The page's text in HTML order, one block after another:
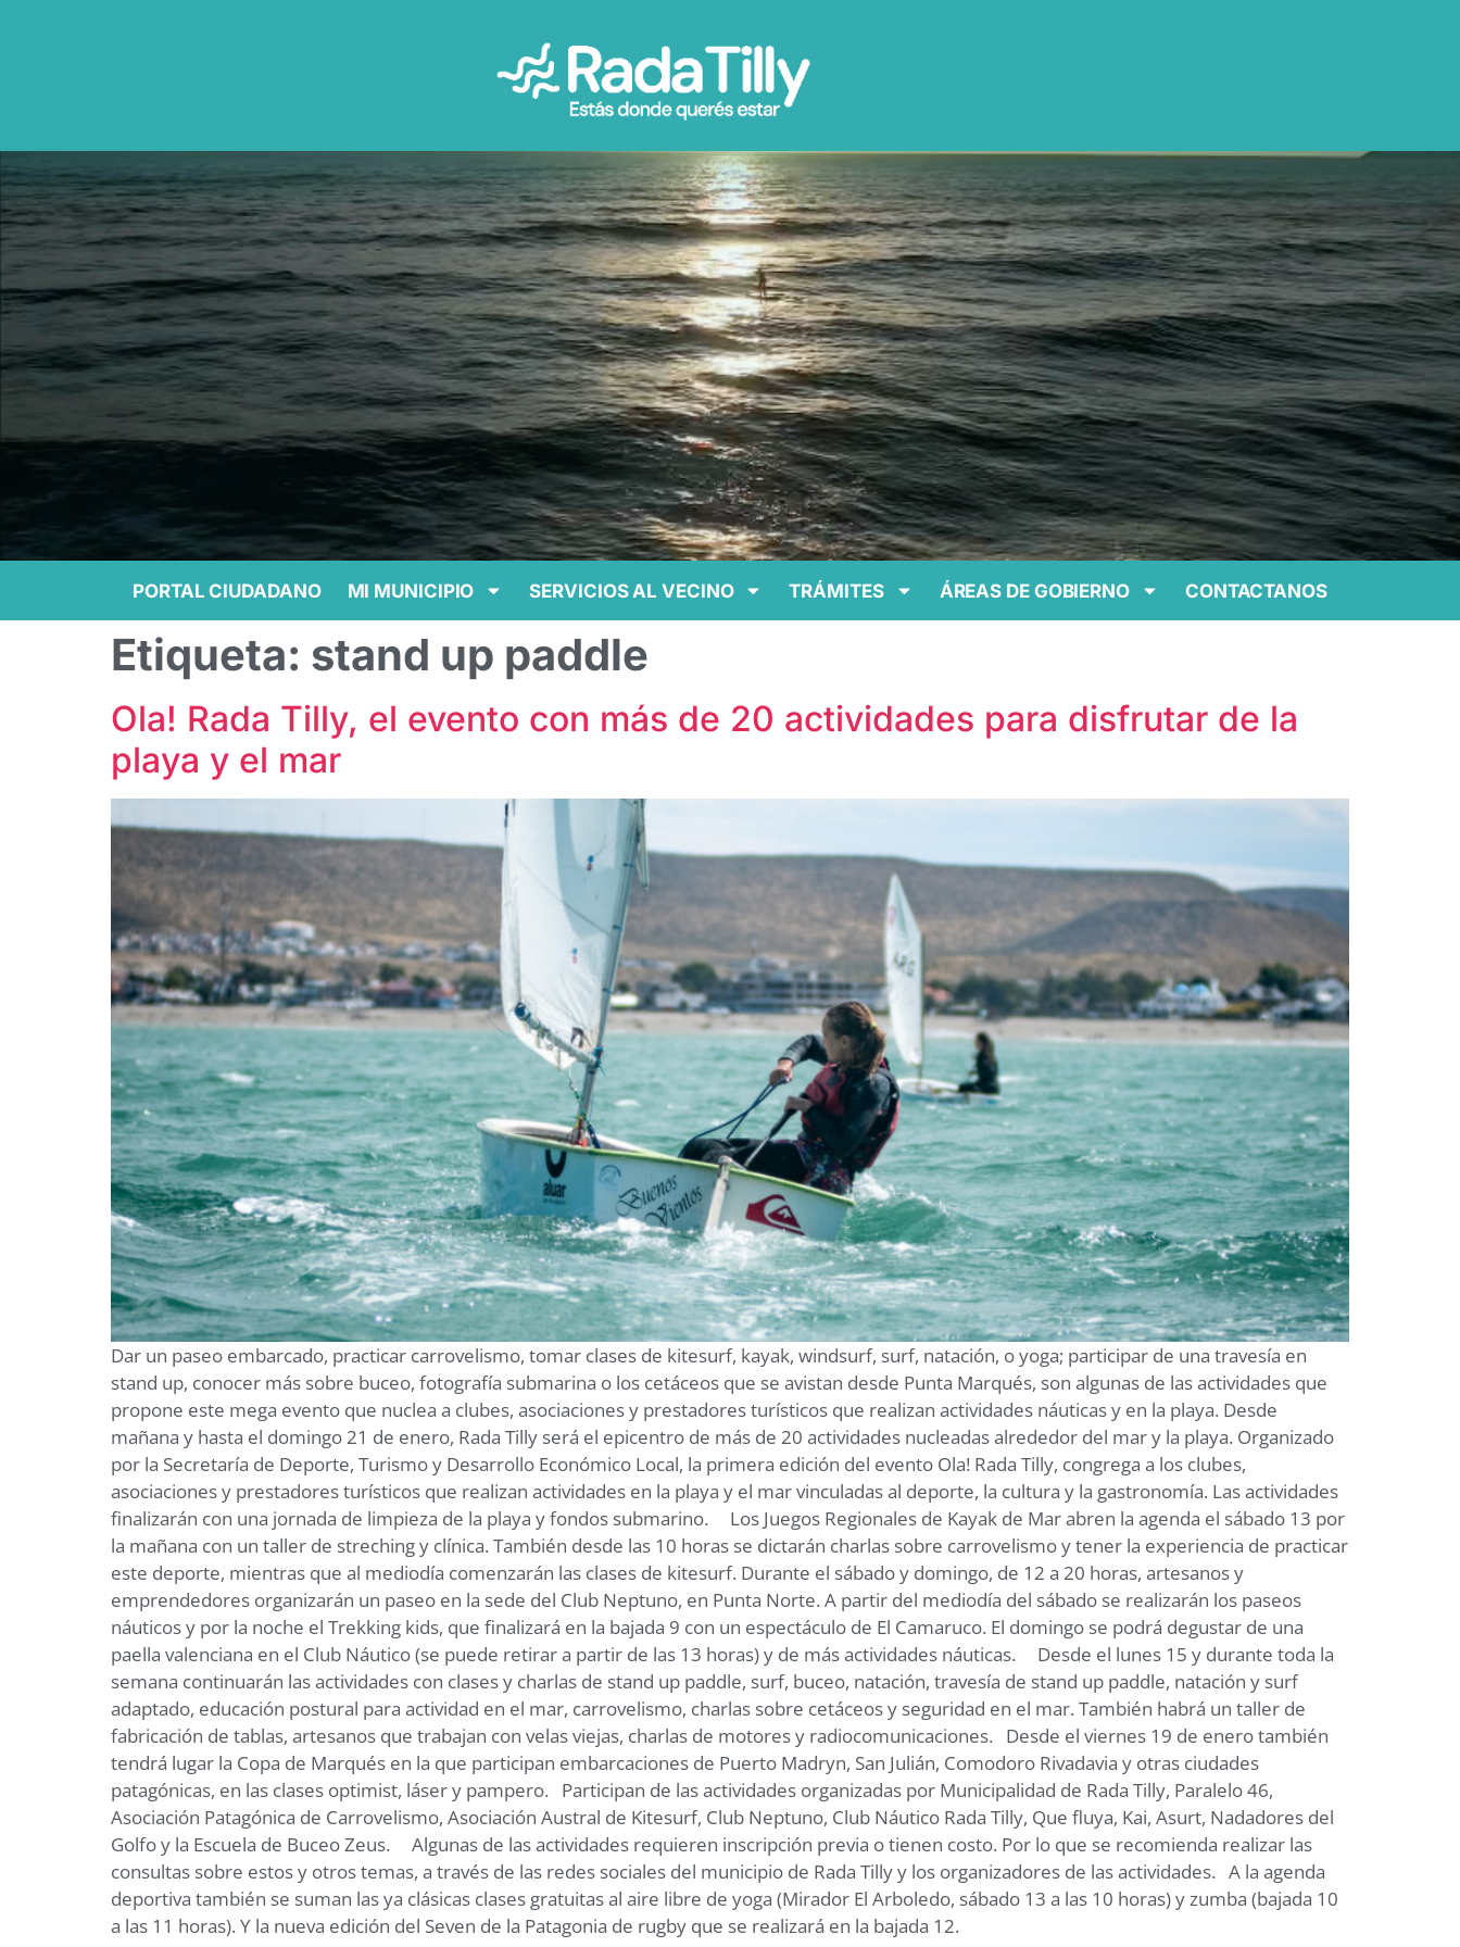
PORTAL CIUDADANO MI MUNICIPIO SERVICIOS AL VECINO TRÁMITES ÁREAS DE GOBIERNO CONTACTANOS
Etiqueta: stand up paddle
Ola! Rada Tilly, el evento con más de 20 actividades para disfrutar de la
playa y el mar
Dar un paseo embarcado, practicar carrovelismo, tomar clases de kitesurf, kayak, windsurf, surf, natación, o yoga; participar de una travesía en
stand up, conocer más sobre buceo, fotografía submarina o los cetáceos que se avistan desde Punta Marqués, son algunas de las actividades que
propone este mega evento que nuclea a clubes, asociaciones y prestadores turísticos que realizan actividades náuticas y en la playa. Desde
mañana y hasta el domingo 21 de enero, Rada Tilly será el epicentro de más de 20 actividades nucleadas alrededor del mar y la playa. Organizado
por la Secretaría de Deporte, Turismo y Desarrollo Económico Local, la primera edición del evento Ola! Rada Tilly, congrega a los clubes,
asociaciones y prestadores turísticos que realizan actividades en la playa y el mar vinculadas al deporte, la cultura y la gastronomía. Las actividades
finalizarán con una jornada de limpieza de la playa y fondos submarino. Los Juegos Regionales de Kayak de Mar abren la agenda el sábado 13 por
la mañana con un taller de streching y clínica. También desde las 10 horas se dictarán charlas sobre carrovelismo y tener la experiencia de practicar
este deporte, mientras que al mediodía comenzarán las clases de kitesurf. Durante el sábado y domingo, de 12 a 20 horas, artesanos y
emprendedores organizarán un paseo en la sede del Club Neptuno, en Punta Norte. A partir del mediodía del sábado se realizarán los paseos
náuticos y por la noche el Trekking kids, que finalizará en la bajada 9 con un espectáculo de El Camaruco. El domingo se podrá degustar de una
paella valenciana en el Club Náutico (se puede retirar a partir de las 13 horas) y de más actividades náuticas. Desde el lunes 15 y durante toda la
semana continuarán las actividades con clases y charlas de stand up paddle, surf, buceo, natación, travesía de stand up paddle, natación y surf
adaptado, educación postural para actividad en el mar, carrovelismo, charlas sobre cetáceos y seguridad en el mar. También habrá un taller de
fabricación de tablas, artesanos que trabajan con velas viejas, charlas de motores y radiocomunicaciones. Desde el viernes 19 de enero también
tendrá lugar la Copa de Marqués en la que participan embarcaciones de Puerto Madryn, San Julián, Comodoro Rivadavia y otras ciudades
patagónicas, en las clases optimist, láser y pampero. Participan de las actividades organizadas por Municipalidad de Rada Tilly, Paralelo 46,
Asociación Patagónica de Carrovelismo, Asociación Austral de Kitesurf, Club Neptuno, Club Náutico Rada Tilly, Que fluya, Kai, Asurt, Nadadores del
Golfo y la Escuela de Buceo Zeus. Algunas de las actividades requieren inscripción previa o tienen costo. Por lo que se recomienda realizar las
consultas sobre estos y otros temas, a través de las redes sociales del municipio de Rada Tilly y los organizadores de las actividades. A la agenda
deportiva también se suman las ya clásicas clases gratuitas al aire libre de yoga (Mirador El Arboledo, sábado 13 a las 10 horas) y zumba (bajada 10
a las 11 horas). Y la nueva edición del Seven de la Patagonia de rugby que se realizará en la bajada 12.